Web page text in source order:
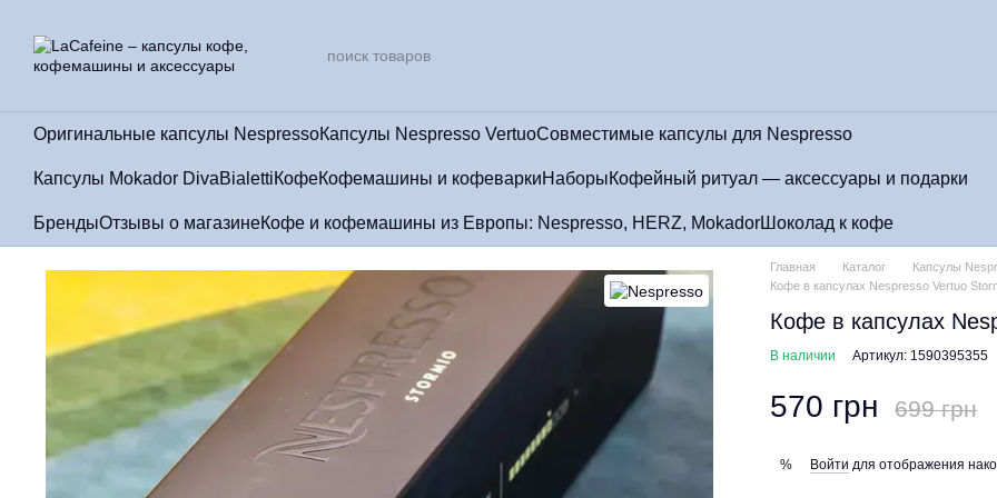
Оригинальные капсулы NespressoКапсулы Nespresso VertuoСовместимые капсулы для Nespresso
Капсулы Mokador DivaBialettiКофеКофемашины и кофеваркиНаборыКофейный ритуал — аксессуары и подарки
БрендыОтзывы о магазинеКофе и кофемашины из Европы: Nespresso, HERZ, MokadorШоколад к кофе
Главная Каталог
Капсулы
Кофе в капсулах Nespresso Vertuo
Кофе в капсулах
В наличии Артикул: 1590395355
570 грн 699 грн
% Войти для отображения